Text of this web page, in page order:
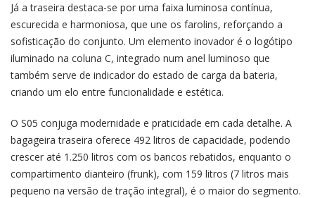
Já a traseira destaca-se por uma faixa luminosa contínua,
escurecida e harmoniosa, que une os farolins, reforçando a
sofisticação do conjunto. Um elemento inovador é o logótipo
iluminado na coluna C, integrado num anel luminoso que
também serve de indicador do estado de carga da bateria,
criando um elo entre funcionalidade e estética.
O S05 conjuga modernidade e praticidade em cada detalhe. A
bagageira traseira oferece 492 litros de capacidade, podendo
crescer até 1.250 litros com os bancos rebatidos, enquanto o
compartimento dianteiro (frunk), com 159 litros (7 litros mais
pequeno na versão de tração integral), é o maior do segmento.